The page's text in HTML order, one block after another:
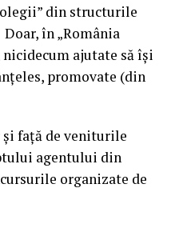
din structurile
în „România
ajutate să își
promovate (din
față de veniturile
agentului din
organizate de